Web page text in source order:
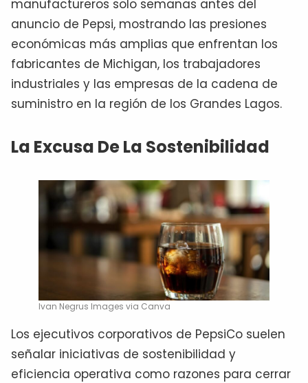
manufactureros solo semanas antes del
anuncio de Pepsi, mostrando las presiones
económicas más amplias que enfrentan los
fabricantes de Michigan, los trabajadores
industriales y las empresas de la cadena de
suministro en la región de los Grandes Lagos.
La Excusa De La Sostenibilidad
Ivan Negrus Images via Canva
Los ejecutivos corporativos de PepsiCo suelen
señalar iniciativas de sostenibilidad y
eficiencia operativa como razones para cerrar